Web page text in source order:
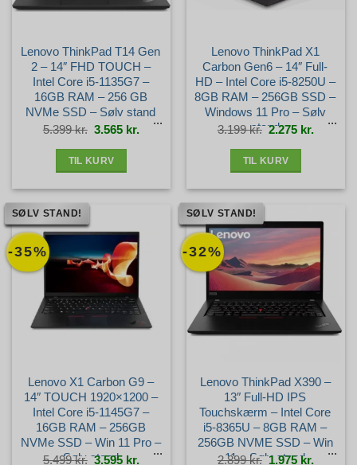
Lenovo ThinkPad T14 Gen
2 – 14″ FHD TOUCH –
Intel Core i5-1135G7 –
16GB RAM – 256 GB
NVMe SSD – Sølv stand
5.399kr. Den
oprindelige
pris
3.565 kr. Den
aktuelle
pris
TIL KURV
Lenovo ThinkPad X1
Carbon Gen6 – 14″ Full-
HD – Intel Core i5-8250U –
8GB RAM – 256GB SSD –
Windows 11 Pro – Sølv
stand
3.199kr. Den
oprindelige
pris
2.275 kr. Den
aktuelle
pris
TIL KURV
-35%
SØLV STAND!
Lenovo X1 Carbon G9 –
14″ TOUCH 1920×1200 –
Intel Core i5-1145G7 –
16GB RAM – 256GB
NVMe SSD – Win 11 Pro –
Sølv stand
5.499kr. Den
3.595 kr. Den
-32%
SØLV STAND!
Lenovo ThinkPad X390 –
13″ Full-HD IPS
Touchskærm – Intel Core
i5-8365U – 8GB RAM –
256GB NVME SSD – Win
11 – Sølv stand
2.899kr. Den
1.975kr. Den